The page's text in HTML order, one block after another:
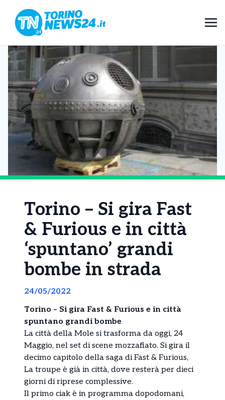
Torino – Si gira Fast
& Furious e in città
‘spuntano’ grandi
bombe in strada
24/05/2022
Torino – Si gira Fast & Furious e in città
spuntano grandi bombe
La città della Mole si trasforma da oggi, 24
Maggio, nel set di scene mozzafiato. Si gira il
decimo capitolo della saga di Fast & Furious,
La troupe è già in città, dove resterà per dieci
giorni di riprese complessive.
Il primo ciak è in programma dopodomani,